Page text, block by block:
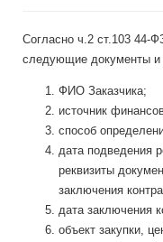
Согласно ч.2 ст.103 44-
следующие документы
ФИО Заказчика;
источник
способ
дата подведения
реквизиты
заключения
дата заключения
объект закупки,